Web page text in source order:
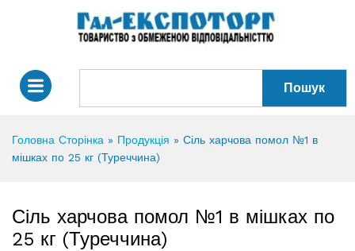
Пошук
Головна Сторінка » Продукція » Сіль харчова помол №1 в
мішках по 25 кг (Туреччина)
Сіль харчова помол №1 в мішках по
25 кг (Туреччина)